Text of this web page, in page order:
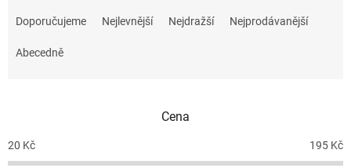
o
d
Doporučujeme Nejlevnější Nejdražší Nejprodávanější
Abecedně
Cena
20 Kč 195 Kč